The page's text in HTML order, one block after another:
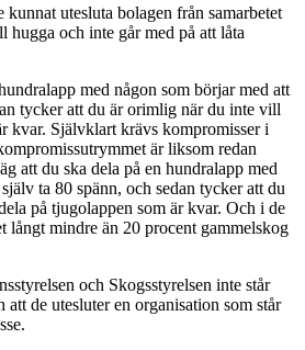
utesluta bolagen från samarbetet
hugga och inte går med på att låta
med någon som börjar med att
tycker att du är orimlig när du inte vill
kvar. Självklart krävs kompromisser i
är liksom redan
att du ska dela på en hundralapp med
ta 80 spänn, och sedan tycker att du
på tjugolappen som är kvar. Och i de
långt mindre än 20 procent gammelskog
och Skogsstyrelsen inte står
de utesluter en organisation som står